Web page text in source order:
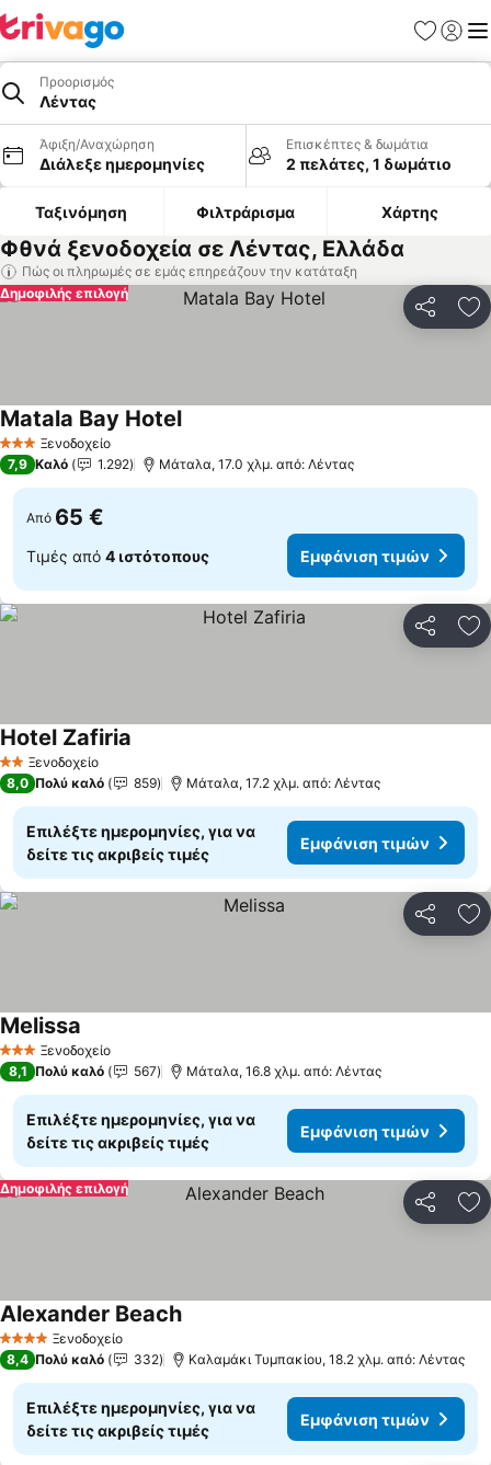
Προορισμός
Λέντας
Άφιξη/Αναχώρηση
Διάλεξε ημερομηνίες
Επισκέπτες & δωμάτια
2 πελάτες, 1 δωμάτιο
Ταξινόμηση Φιλτράρισμα Χάρτης
Φθνά ξενοδοχεία σε Λέντας, Ελλάδα
Πώς οι πληρωμές σε εμάς επηρεάζουν την κατάταξη
Δημοφιλής επιλογή
3 ΑστέριαΞενοδοχείο
Matala Bay HotelΕμφάνιση τιμών
7,9 Καλό 1.292 Μάταλα, 17.0 χλμ. από: Λέντας
Από 65 €
Τιμές από 4 ιστότοπους Εμφάνιση τιμών
2 ΑστέριαΞενοδοχείο
Hotel Zafiria
8,0 Πολύ καλό 859 Μάταλα, 17.2 χλμ. από: Λέντας
Επιλέξτε ημερομηνίες, για να
δείτε τις ακριβείς τιμές
Εμφάνιση τιμών
3 ΑστέριαΞενοδοχείο
Melissa
8,1 Πολύ καλό 567 Μάταλα, 16.8 χλμ. από: Λέντας
Επιλέξτε ημερομηνίες, για να
δείτε τις ακριβείς τιμές
Εμφάνιση τιμών
Δημοφιλής επιλογή
4 ΑστέριαΞενοδοχείο
Alexander BeachΕμφάνιση τιμών
8,4 Πολύ καλό 332 Καλαμάκι Τυμπακίου, 18.2 χλμ. από: Λέντας
Επιλέξτε ημερομηνίες, για να
δείτε τις ακριβείς τιμές
Εμφάνιση τιμών